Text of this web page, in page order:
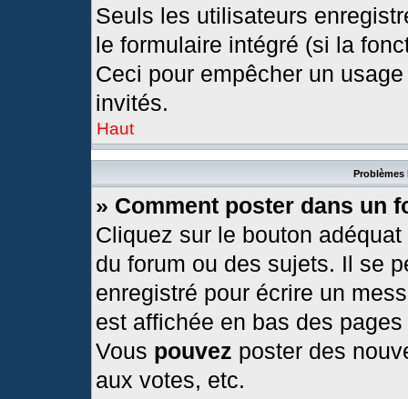
Seuls les utilisateurs
le formulaire intégré (si la
Ceci pour empêcher un
invités.
Haut
Problèmes
» Comment poster dans un
Cliquez sur le bouton
du forum ou des sujets. Il se
enregistré pour écrire un
est affichée en bas des
Vous pouvez poster des
aux votes, etc.